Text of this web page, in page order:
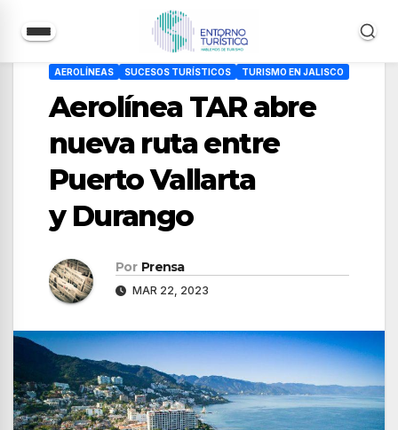
contenido
AEROLÍNEAS SUCESOS TURÍSTICOS TURISMO EN JALISCO
Aerolínea TAR abre
nueva ruta entre
Puerto Vallarta
y Durango
Por Prensa
MAR 22, 2023